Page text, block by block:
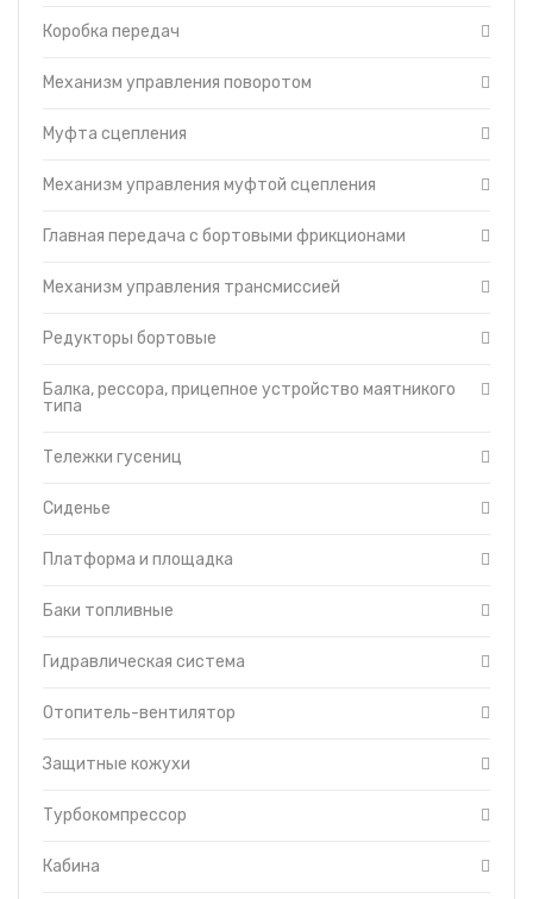
Защитные кожухи
Капот
Топливные фильтры
Управление дизелем и пусковым двигателем
Гидравлическая система управления трактором
Гусеница
Система смазки трансмиссии
Уравновешивающий механизм
Форсунки с трубками высокого давления
Коробка передач
Механизм управления поворотом
Муфта сцепления
Механизм управления муфтой сцепления
Главная передача с бортовыми фрикционами
Механизм управления трансмиссией
Редукторы бортовые
Балка, рессора, прицепное устройство маятникого
типа
Тележки гусениц
Сиденье
Платформа и площадка
Баки топливные
Гидравлическая система
Отопитель-вентилятор
Защитные кожухи
Турбокомпрессор
Кабина